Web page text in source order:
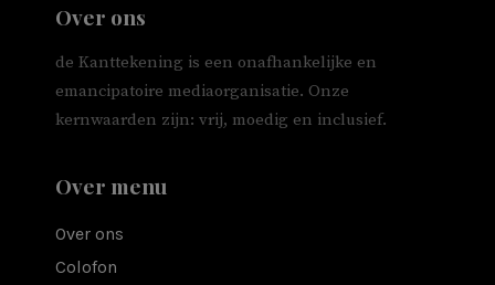
Over ons
de Kanttekening is een onafhankelijke en
emancipatoire mediaorganisatie. Onze
kernwaarden zijn: vrij, moedig en inclusief.
Over menu
Over ons
Colofon